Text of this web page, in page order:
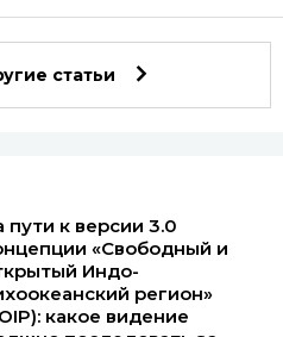
статьи
пути к версии 3.0
«Свободный и
Индо-
регион»
какое видение